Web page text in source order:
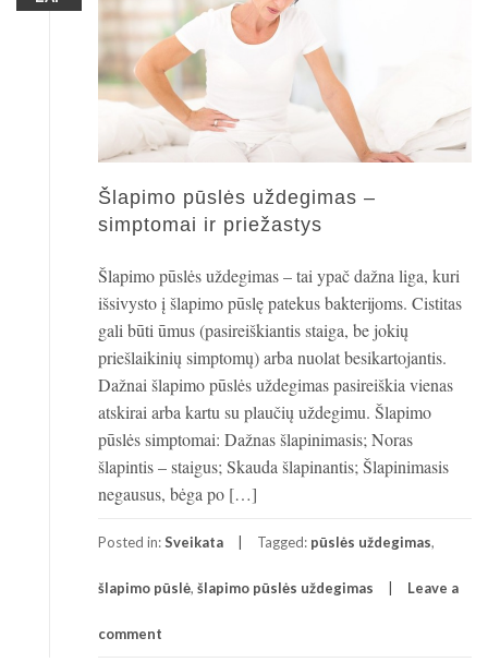
Šlapimo pūslės uždegimas –
simptomai ir priežastys
Šlapimo pūslės uždegimas – tai ypač dažna liga, kuri
išsivysto į šlapimo pūslę patekus bakterijoms. Cistitas
gali būti ūmus (pasireiškiantis staiga, be jokių
priešlaikinių simptomų) arba nuolat besikartojantis.
Dažnai šlapimo pūslės uždegimas pasireiškia vienas
atskirai arba kartu su plaučių uždegimu. Šlapimo
pūslės simptomai: Dažnas šlapinimasis; Noras
šlapintis – staigus; Skauda šlapinantis; Šlapinimasis
negausus, bėga po […]
Posted in:Sveikata Tagged: pūslės uždegimas,
šlapimo pūslė, šlapimo pūslės uždegimas Leave a
comment